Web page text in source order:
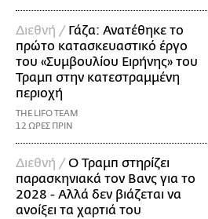
Διεθνή / Γάζα: Ανατέθηκε το
πρώτο κατασκευαστικό έργο
του «Συμβουλίου Ειρήνης» του
Τραμπ στην κατεστραμμένη
περιοχή
THE LIFO TEAM
12 ΩΡΕΣ ΠΡΙΝ
Διεθνή /Ο Τραμπ στηρίζει
παρασκηνιακά τον Βανς για το
2028 - Αλλά δεν βιάζεται να
ανοίξει τα χαρτιά του